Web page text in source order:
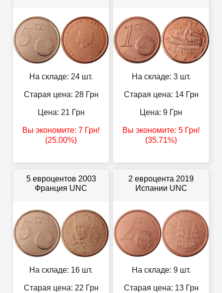
На складе: 24 шт.
Старая цена: 28Грн
Цена: 21 Грн
Вы экономите: 7 Грн!
(25.00%)
На складе: 3 шт.
Старая цена: 14Грн
Цена: 9 Грн
Вы экономите: 5 Грн!
(35.71%)
5 евроцентов 2003
Франция UNC
На складе: 16 шт.
Старая цена: 22 Грн
2 евроцента 2019
Испании UNC
На складе: 9 шт.
Старая цена: 13Грн